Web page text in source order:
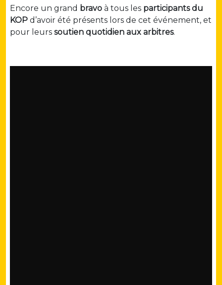
Encore un grand bravo à tous les participants du
KOP d’avoir été présents lors de cet événement, et
pour leurs soutien quotidien aux arbitres.